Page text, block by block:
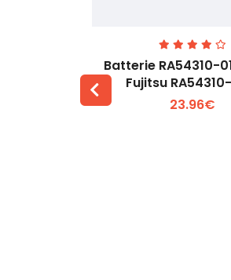
Voir plus +
Batterie RA54310-
Fujitsu
23.96€